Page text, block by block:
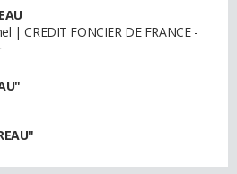
| CREDIT FONCIER DE FRANCE -